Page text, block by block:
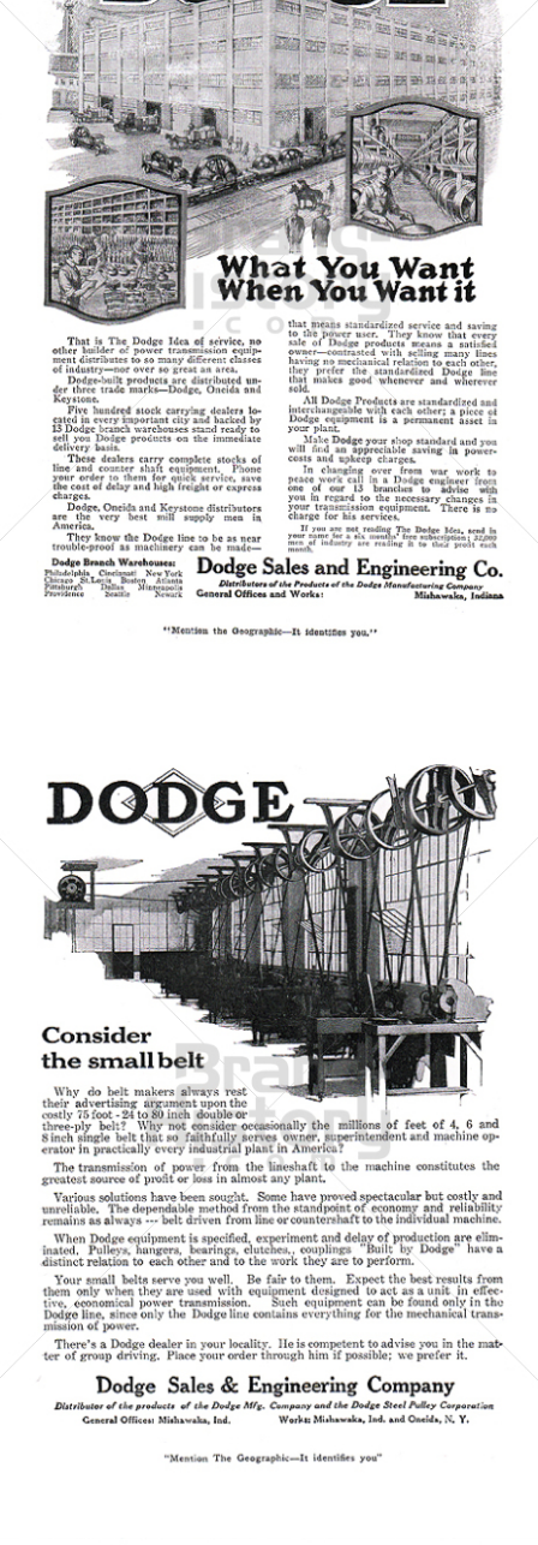
Dodge Sales and Engineering Co.
Dodge Sales & Engineering Company
1919
Dodge Sales and Engineering Co.
Dodge Sales & Engineering Company
1919